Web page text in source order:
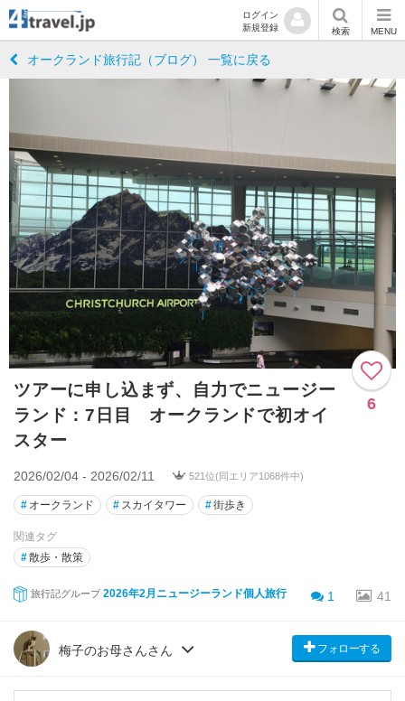
ログイン
新規登録
検索 MENU
オークランド旅行記（ブログ） 一覧に戻る
ツアーに申し込まず、自力でニュージー
ランド：7日目 オークランドで初オイ
スター
6
2026/02/04 - 2026/02/11 521位(同エリア1068件中)
# オークランド # スカイタワー #街歩き
関連タグ
#散歩・散策
旅行記グループ 2026年2月ニュージーランド個人旅行 1 41
梅子のお母さんさん フォローする